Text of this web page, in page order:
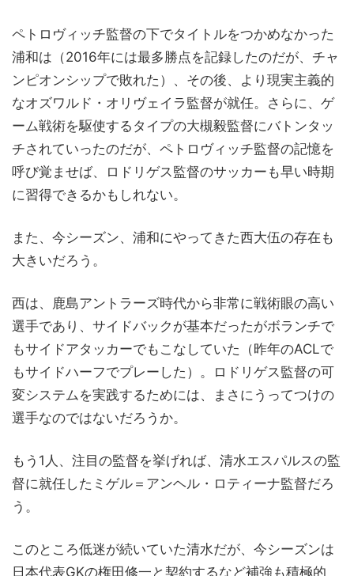
ペトロヴィッチ監督の下でタイトルをつかめなかった
浦和は（2016年には最多勝点を記録したのだが、チャ
ンピオンシップで敗れた）、その後、より現実主義的
なオズワルド・オリヴェイラ監督が就任。さらに、ゲ
ーム戦術を駆使するタイプの大槻毅監督にバトンタッ
チされていったのだが、ペトロヴィッチ監督の記憶を
呼び覚ませば、ロドリゲス監督のサッカーも早い時期
に習得できるかもしれない。
また、今シーズン、浦和にやってきた西大伍の存在も
大きいだろう。
西は、鹿島アントラーズ時代から非常に戦術眼の高い
選手であり、サイドバックが基本だったがボランチで
もサイドアタッカーでもこなしていた（昨年のACLで
もサイドハーフでプレーした）。ロドリゲス監督の可
変システムを実践するためには、まさにうってつけの
選手なのではないだろうか。
もう1人、注目の監督を挙げれば、清水エスパルスの監
督に就任したミゲル＝アンヘル・ロティーナ監督だろ
う。
このところ低迷が続いていた清水だが、今シーズンは
日本代表GKの権田修一と契約するなど補強も積極的